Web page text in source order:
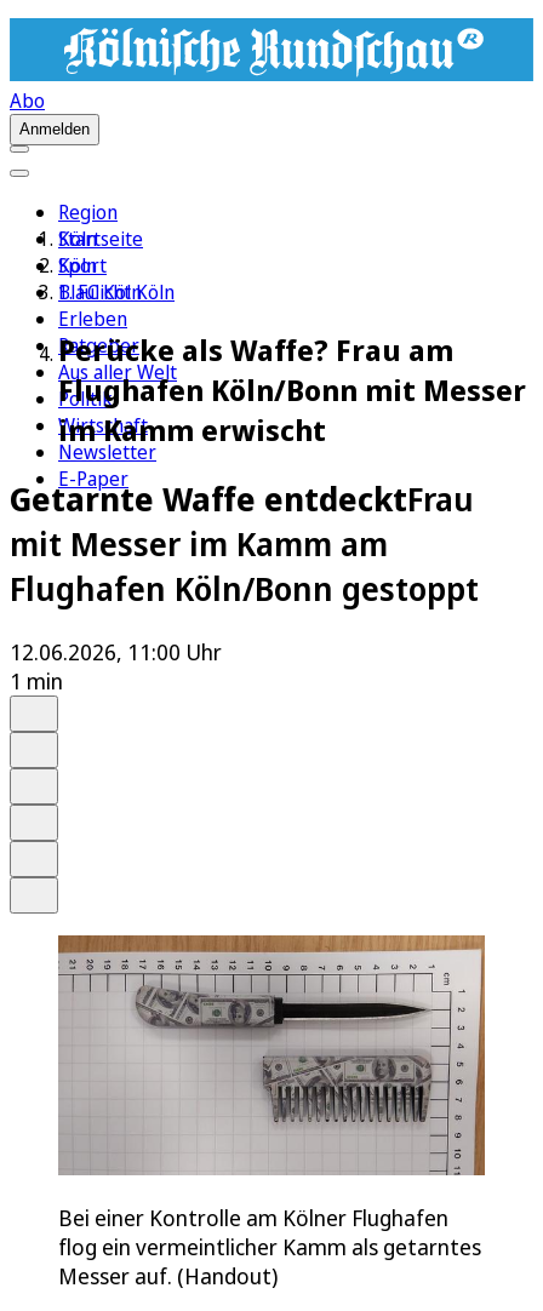
Abo
Anmelden
Region
Köln
Sport
1. FC Köln
Erleben
Ratgeber
Aus aller Welt
Politik
Wirtschaft
Newsletter
E-Paper
Startseite
Köln
Blaulicht Köln
Perücke als Waffe? Frau am
Flughafen Köln/Bonn mit Messer
im Kamm erwischt
Getarnte Waffe entdecktFrau
mit Messer im Kamm am
Flughafen Köln/Bonn gestoppt
12.06.2026, 11:00 Uhr
1 min
Bei einer Kontrolle am Kölner Flughafen
flog ein vermeintlicher Kamm als getarntes
Messer auf. (Handout)